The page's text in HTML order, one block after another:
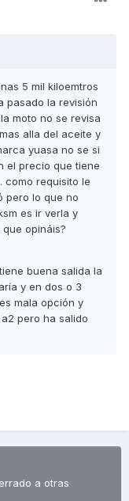
5 mil kiloemtros
pasado la revisión
moto no se revisa
alla del aceite y
yuasa no se si
el precio que tiene
como requisito le
pero lo que no
es ir verla y
opináis?
buena salida la
y en dos o 3
mala opción y
pero ha salido
a otras